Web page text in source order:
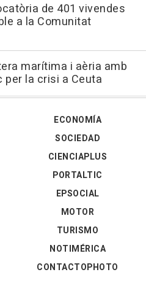
de 401 vivendes
a la Comunitat
marítima i aèria amb
per la crisi a Ceuta
ECONOMÍA
SOCIEDAD
CIENCIAPLUS
PORTALTIC
EPSOCIAL
MOTOR
TURISMO
NOTIMÉRICA
CONTACTOPHOTO